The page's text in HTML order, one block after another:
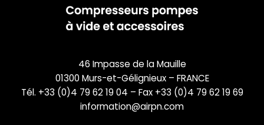
46 Impasse de la Mauille
01300 Murs-et-Gélignieux – FRANCE
Tél. +33 (0)4 79 62 19 04 – Fax +33 (0)4 79 62 19 69
information@airpn.com